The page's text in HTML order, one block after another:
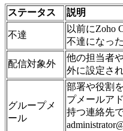
ステータス 説明
不達
以前にZoho
不達になっ
配信対象外
他の担当者
外に設定さ
グループメ
ール
部署や役割
プメールア
持つ連絡先